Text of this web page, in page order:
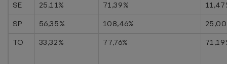
SE
25,11% 71,39%
SP
56,35% 108,46%
TO
33,32% 77,76%